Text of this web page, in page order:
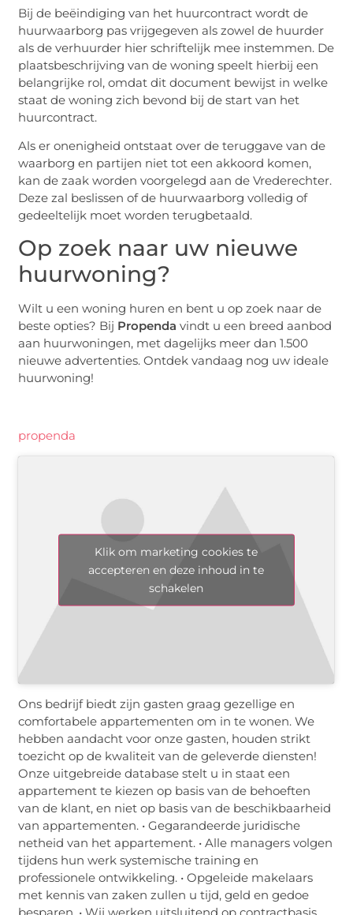
Bij de beëindiging van het huurcontract wordt de
huurwaarborg pas vrijgegeven als zowel de huurder
als de verhuurder hier schriftelijk mee instemmen. De
plaatsbeschrijving van de woning speelt hierbij een
belangrijke rol, omdat dit document bewijst in welke
staat de woning zich bevond bij de start van het
huurcontract.
Als er onenigheid ontstaat over de teruggave van de
waarborg en partijen niet tot een akkoord komen,
kan de zaak worden voorgelegd aan de Vrederechter.
Deze zal beslissen of de huurwaarborg volledig of
gedeeltelijk moet worden terugbetaald.
Op zoek naar uw nieuwe
huurwoning?
Wilt u een woning huren en bent u op zoek naar de
beste opties? Bij Propenda vindt u een breed aanbod
aan huurwoningen, met dagelijks meer dan 1.500
nieuwe advertenties. Ontdek vandaag nog uw ideale
huurwoning!
propenda
Klik om marketing cookies te
accepteren en deze inhoud in te
schakelen
Ons bedrijf biedt zijn gasten graag gezellige en
comfortabele appartementen om in te wonen. We
hebben aandacht voor onze gasten, houden strikt
toezicht op de kwaliteit van de geleverde diensten!
Onze uitgebreide database stelt u in staat een
appartement te kiezen op basis van de behoeften
van de klant, en niet op basis van de beschikbaarheid
van appartementen. • Gegarandeerde juridische
netheid van het appartement. • Alle managers volgen
tijdens hun werk systemische training en
professionele ontwikkeling. • Opgeleide makelaars
met kennis van zaken zullen u tijd, geld en gedoe
besparen. • Wij werken uitsluitend op contractbasis,